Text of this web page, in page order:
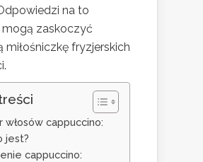
na to
zaskoczyć
miłośniczkę fryzjerskich
włosów cappuccino:
jest?
cappuccino: